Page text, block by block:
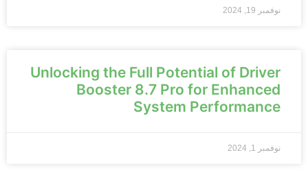
نوفمبر 19, 2024
Unlocking the Full Potential of Driver
Booster 8.7 Pro for Enhanced
System Performance
نوفمبر 1, 2024